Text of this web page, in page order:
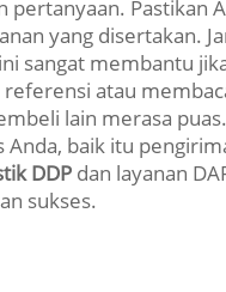
Pastikan
yang disertakan.
sangat membantu
atau
lain merasa
Anda, baik itu
DDP dan layanan
sukses.